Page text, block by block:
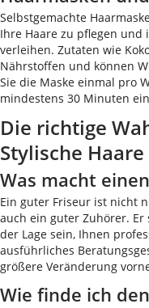
Selbstgemachte
Ihre Haare zu pflegen und
verleihen. Zutaten wie
Nährstoffen und können
Sie die Maske einmal pro
mindestens 30 Minuten
Die richtige
Stylische Haare
Was macht
Ein guter Friseur ist nicht
auch ein guter Zuhörer.
der Lage sein, Ihnen
ausführliches
größere Veränderung
Wie finde ich